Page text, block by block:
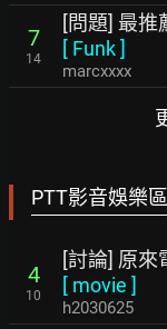
7
14
[問題] 最推
[ Funk]
marcxxxx
PTT影音娛樂
4
10
[討論] 原來
[ movie ]
h2030625